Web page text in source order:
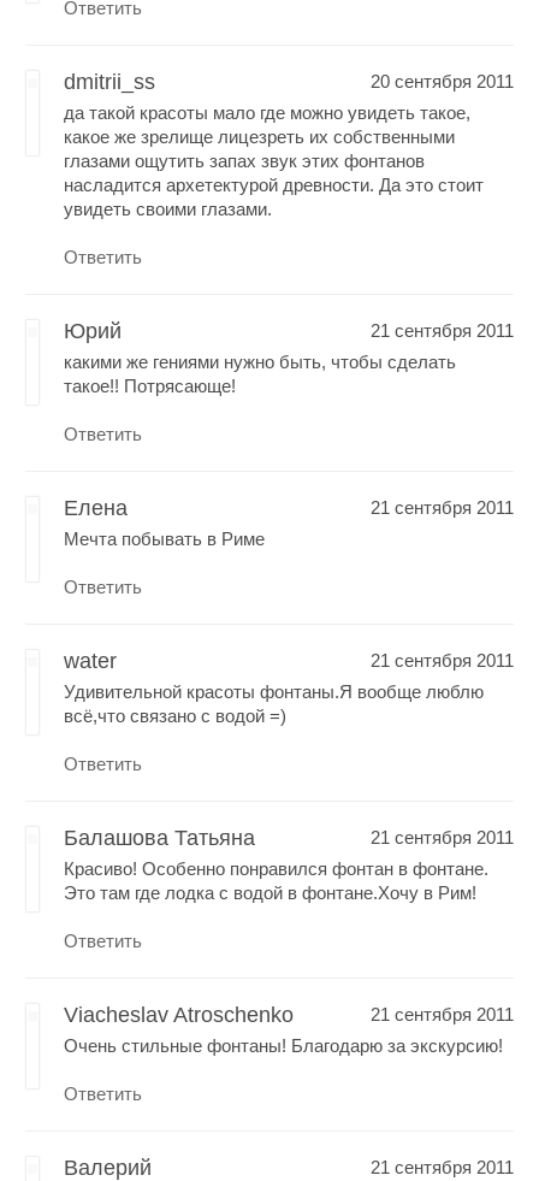
Ответить
dmitrii_ss
20 сентября 2011
да такой красоты мало где можно увидеть такое,
какое же зрелище лицезреть их собственными
глазами ощутить запах звук этих фонтанов
насладится архетектурой древности. Да это стоит
увидеть своими глазами.
Ответить
Юрий
21 сентября 2011
какими же гениями нужно быть, чтобы сделать
такое!! Потрясающе!
Ответить
Елена
21 сентября 2011
Мечта побывать в Риме
Ответить
water
21 сентября 2011
Удивительной красоты фонтаны.Я вообще люблю
всё,что связано с водой =)
Ответить
Балашова Татьяна
21 сентября 2011
Красиво! Особенно понравился фонтан в фонтане.
Это там где лодка с водой в фонтане.Хочу в Рим!
Ответить
Viacheslav Atroschenko
21 сентября 2011
Очень стильные фонтаны! Благодарю за экскурсию!
Ответить
Валерий
21 сентября 2011